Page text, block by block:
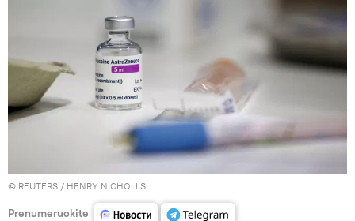
© REUTERS / HENRY NICHOLLS
Prenumeruokite